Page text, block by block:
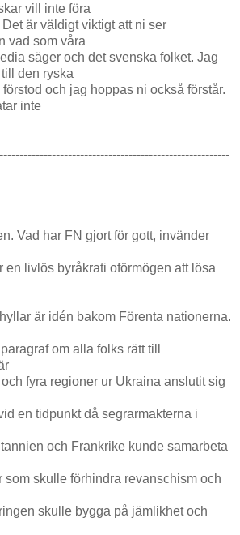
vill inte föra
är väldigt viktigt att ni ser
vad som våra
säger och det svenska folket. Jag
den ryska
och jag hoppas ni också förstår.
inte
Vad har FN gjort för gott, invänder
en livlös byråkrati oförmögen att lösa
är idén bakom Förenta nationerna.
om alla folks rätt till
fyra regioner ur Ukraina anslutit sig
en tidpunkt då segrarmakterna i
och Frankrike kunde samarbeta
som skulle förhindra revanschism och
skulle bygga på jämlikhet och